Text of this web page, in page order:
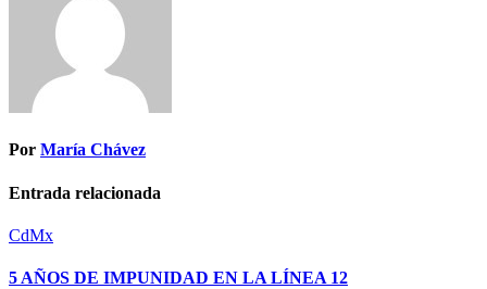
Por María Chávez
Entrada relacionada
CdMx
5 AÑOS DE IMPUNIDAD EN LA LÍNEA 12